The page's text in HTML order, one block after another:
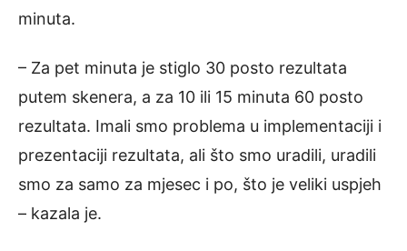
minuta.
– Za pet minuta je stiglo 30 posto rezultata
putem skenera, a za 10 ili 15 minuta 60 posto
rezultata. Imali smo problema u implementaciji i
prezentaciji rezultata, ali što smo uradili, uradili
smo za samo za mjesec i po, što je veliki uspjeh
– kazala je.